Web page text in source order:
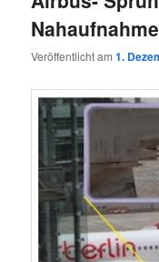
Veröffentlicht am1.